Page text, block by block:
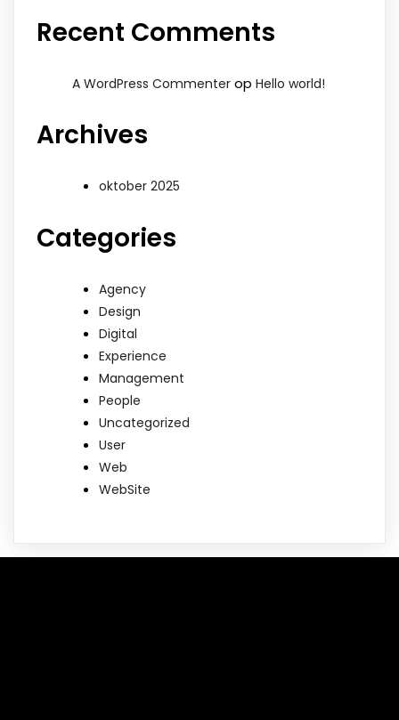
Recent Comments
A WordPress Commenter op Hello world!
Archives
oktober 2025
Categories
Agency
Design
Digital
Experience
Management
People
Uncategorized
User
Web
WebSite